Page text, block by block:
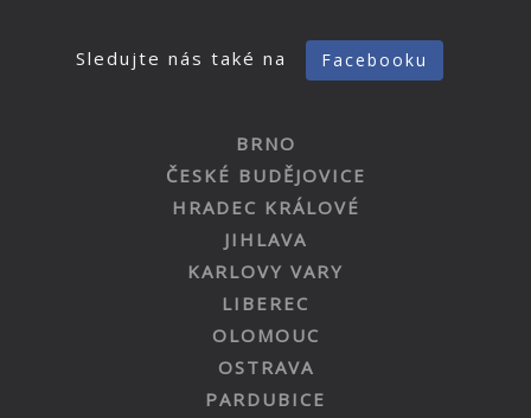
Sledujte nás také na Facebooku
BRNO
ČESKÉ BUDĚJOVICE
HRADEC KRÁLOVÉ
JIHLAVA
KARLOVY VARY
LIBEREC
OLOMOUC
OSTRAVA
PARDUBICE